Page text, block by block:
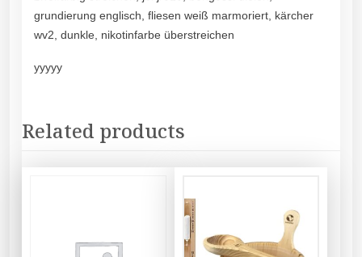
grundierung englisch, fliesen weiß marmoriert, kärcher
wv2, dunkle, nikotinfarbe überstreichen
yyyyy
Related products